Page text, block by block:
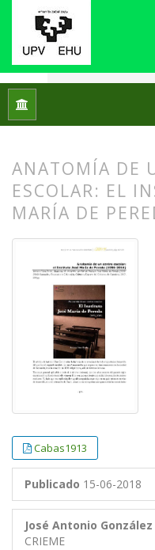
Inicio
ANATOMÍA DE
ESCOLAR: EL
MARÍA DE
Cabas1913
Publicado 15-06-2018
José Antonio
CRIEME